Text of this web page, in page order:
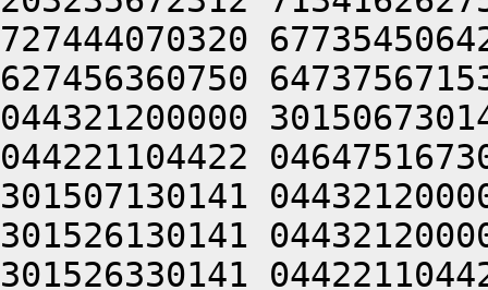
727444070320
627456360750
044321200000
044221104422
301507130141
301526130141
301526330141